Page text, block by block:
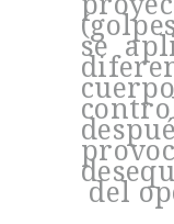
se
del